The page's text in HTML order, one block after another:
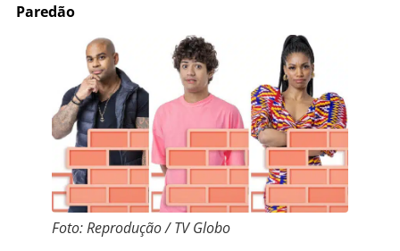
Paredão
Foto: Reprodução / TV Globo